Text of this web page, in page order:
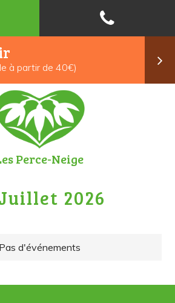
à partir de 40€)
Perce-Neige
2026
Pas d'événements